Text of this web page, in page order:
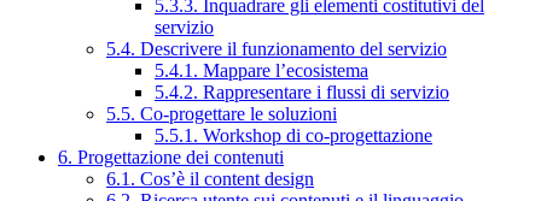
5.3.3. Inquadrare gli elementi costitutivi del
servizio
5.4. Descrivere il funzionamento del servizio
5.4.1. Mappare l’ecosistema
5.4.2. Rappresentare i flussi di servizio
5.5. Co-progettare le soluzioni
5.5.1. Workshop di co-progettazione
6. Progettazione dei contenuti
6.1. Cos’è il content design